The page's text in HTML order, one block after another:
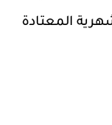
المعتادة